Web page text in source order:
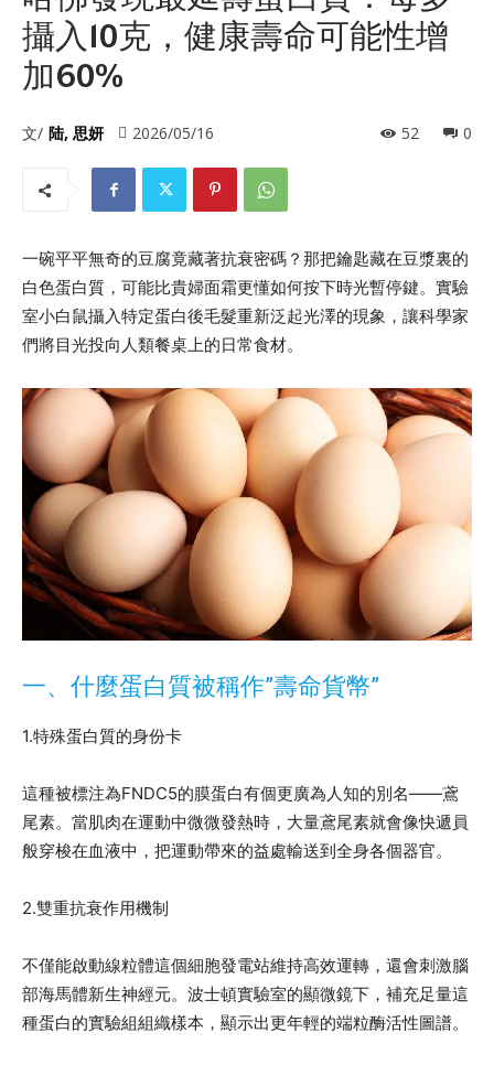
攝入10克，健康壽命可能性增
加60%
文/ 陆, 思妍 2026/05/16 0
52
一碗平平無奇的豆腐竟藏著抗衰密碼？那把鑰匙藏在豆漿裏的
白色蛋白質，可能比貴婦面霜更懂如何按下時光暫停鍵。實驗
室小白鼠攝入特定蛋白後毛髮重新泛起光澤的現象，讓科學家
們將目光投向人類餐桌上的日常食材。
一、什麼蛋白質被稱作”壽命貨幣”
1.特殊蛋白質的身份卡
這種被標注為FNDC5的膜蛋白有個更廣為人知的別名——鳶
尾素。當肌肉在運動中微微發熱時，大量鳶尾素就會像快遞員
般穿梭在血液中，把運動帶來的益處輸送到全身各個器官。
2.雙重抗衰作用機制
不僅能啟動線粒體這個細胞發電站維持高效運轉，還會刺激腦
部海馬體新生神經元。波士頓實驗室的顯微鏡下，補充足量這
種蛋白的實驗組組織樣本，顯示出更年輕的端粒酶活性圖譜。